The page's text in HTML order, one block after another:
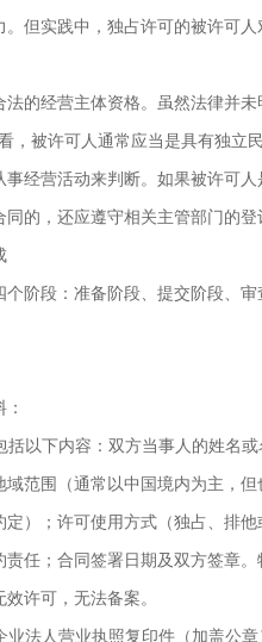
但实践中，独占许可的被许可
的经营主体资格。虽然法律并
，被许可人通常应当是具有独立
经营活动来判断。如果被许可
的，还应遵守相关主管部门的登
阶段：准备阶段、提交阶段、
以下内容：双方当事人的姓名
范围（通常以中国境内为主，
）；许可使用方式（独占、排
任；合同签署日期及双方签章
许可，无法备案。
法人营业执照复印件（加盖公